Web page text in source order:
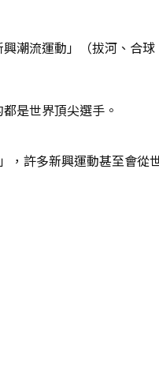
潮流運動」（拔河、合球
是世界頂尖選手。
許多新興運動甚至會從